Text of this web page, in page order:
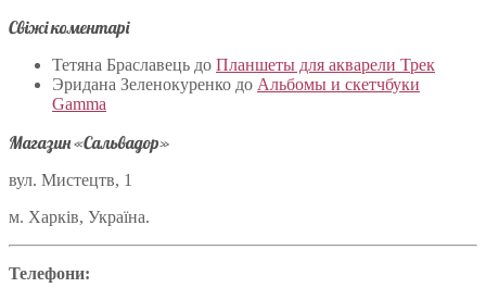
Свіжі коментарі
Тетяна Браславець до Планшеты для акварели Трек
Эридана Зеленокуренко до Альбомы и скетчбуки
Gamma
Магазин «Сальвадор»
вул. Мистецтв, 1
м. Харків, Україна.
Телефони: